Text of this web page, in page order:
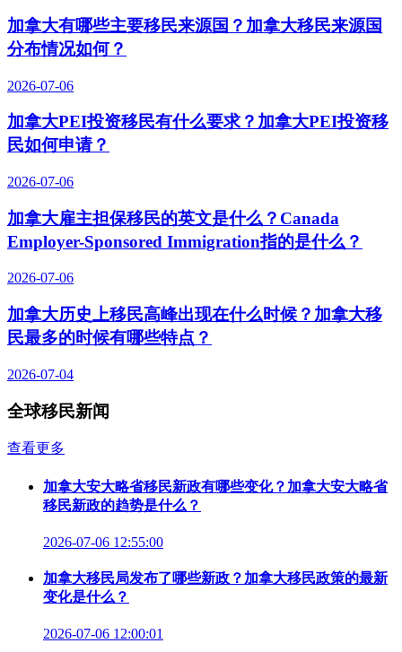
加拿大有哪些主要移民来源国？加拿大移民来源国
分布情况如何？
2026-07-06
加拿大PEI投资移民有什么要求？加拿大PEI投资移
民如何申请？
2026-07-06
加拿大雇主担保移民的英文是什么？Canada
Employer-Sponsored Immigration指的是什么？
2026-07-06
加拿大历史上移民高峰出现在什么时候？加拿大移
民最多的时候有哪些特点？
2026-07-04
全球移民新闻
查看更多
加拿大安大略省移民新政有哪些变化？加拿大安大略省
移民新政的趋势是什么？
2026-07-06 12:55:00
加拿大移民局发布了哪些新政？加拿大移民政策的最新
变化是什么？
2026-07-06 12:00:01